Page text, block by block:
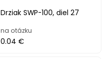
Drziak SWP-100, diel 27
na otázku
0.04 €